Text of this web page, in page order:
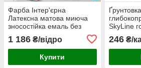
Фарба Інтер'єрна
Латексна матова миюча
зносостійка емаль без
Skyline Цитрус 5 л
1 186 ₴/відро
Купити
SkyLine
246₴/